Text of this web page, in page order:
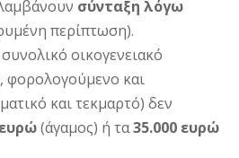
σύνταξη λόγω
περίπτωση).
οικογενειακό
φορολογούμενο και
και τεκμαρτό) δεν
(άγαμος) ή τα35.000 ευρώ